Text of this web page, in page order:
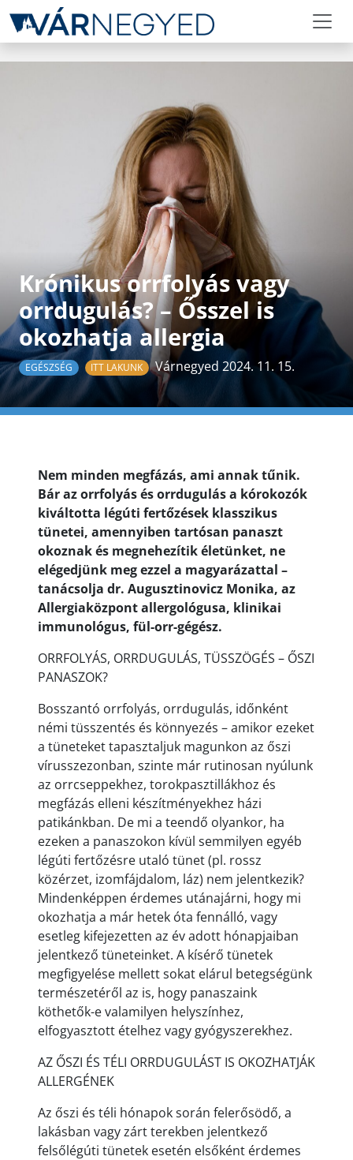
Krónikus orrfolyás vagy
orrdugulás? – Ősszel is
okozhatja allergia
EGÉSZSÉG ITT LAKUNK Várnegyed 2024. 11. 15.
Nem minden megfázás, ami annak tűnik.
Bár az orrfolyás és orrdugulás a kórokozók
kiváltotta légúti fertőzések klasszikus
tünetei, amennyiben tartósan panaszt
okoznak és megnehezítik életünket, ne
elégedjünk meg ezzel a magyarázattal –
tanácsolja dr. Augusztinovicz Monika, az
Allergiaközpont allergológusa, klinikai
immunológus, fül-orr-gégész.
ORRFOLYÁS, ORRDUGULÁS, TÜSSZÖGÉS – ŐSZI
PANASZOK?
Bosszantó orrfolyás, orrdugulás, időnként
némi tüsszentés és könnyezés – amikor ezeket
a tüneteket tapasztaljuk magunkon az őszi
vírusszezonban, szinte már rutinosan nyúlunk
az orrcseppekhez, torokpasztillákhoz és
megfázás elleni készítményekhez házi
patikánkban. De mi a teendő olyankor, ha
ezeken a panaszokon kívül semmilyen egyéb
légúti fertőzésre utaló tünet (pl. rossz
közérzet, izomfájdalom, láz) nem jelentkezik?
Mindenképpen érdemes utánajárni, hogy mi
okozhatja a már hetek óta fennálló, vagy
esetleg kifejezetten az év adott hónapjaiban
jelentkező tüneteinket. A kísérő tünetek
megfigyelése mellett sokat elárul betegségünk
természetéről az is, hogy panaszaink
köthetők-e valamilyen helyszínhez,
elfogyasztott ételhez vagy gyógyszerekhez.
AZ ŐSZI ÉS TÉLI ORRDUGULÁST IS OKOZHATJÁK
ALLERGÉNEK
Az őszi és téli hónapok során felerősödő, a
lakásban vagy zárt terekben jelentkező
felsőlégúti tünetek esetén elsőként érdemes